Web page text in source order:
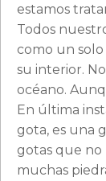
estamos
Todos
como un
su interior.
océano.
En última
gota, es una
gotas que no
muchas